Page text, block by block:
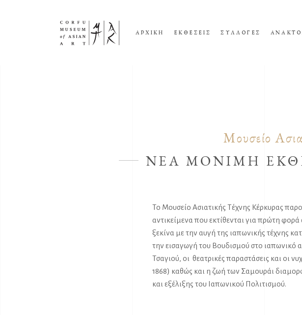
ΑΡΧΙΚΗ ΕΚΘΕΣΕΙΣ ΣΥΛΛΟΓΕΣ
Μουσείο
ΝΕΑ ΜΟΝΙΜΗ
Το Μουσείο Ασιατικής Τέχνης Κέρκυρας
αντικείμενα που εκτίθενται για πρώτη
ξεκίνα με την αυγή της ιαπωνικής τέχνης
την εισαγωγή του Βουδισμού στο
Τσαγιού, οι θεατρικές παραστάσεις και οι
1868) καθώς και η ζωή των Σαμουράι
και εξέλιξης του Ιαπωνικού Πολιτισμού.